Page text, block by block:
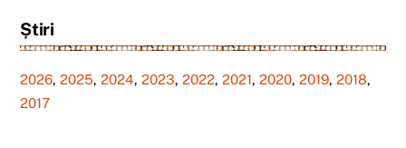
Știri
2026,2025,2024,2023,2022,2021,2020,2019,2018,
2017